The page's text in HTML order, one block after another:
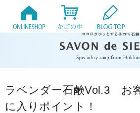
ラベンダー石鹸Vol.3 お
に入りポイント！